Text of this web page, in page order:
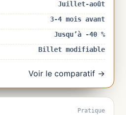
Juillet-août
3-4 mois avant
Jusqu’à -40 %
Billet modifiable
Voir le comparatif →
Pratique